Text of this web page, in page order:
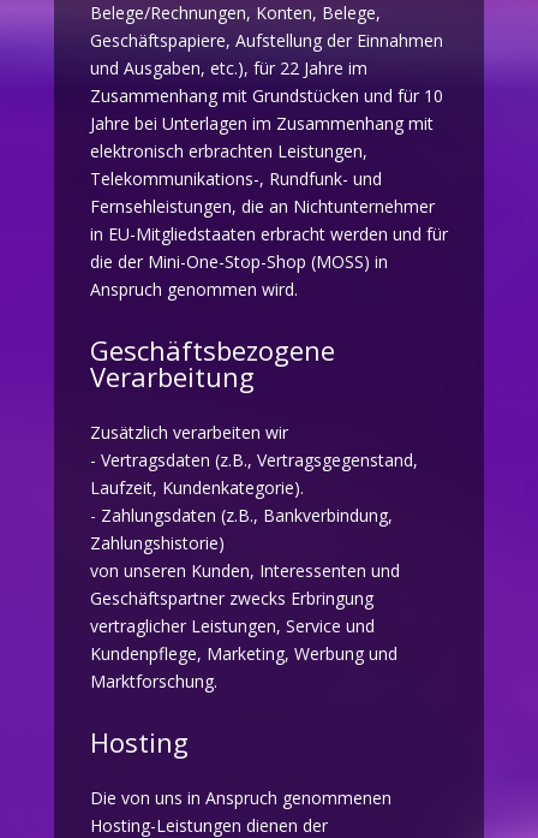
Belege/Rechnungen, Konten, Belege,
Geschäftspapiere, Aufstellung der Einnahmen
und Ausgaben, etc.), für 22 Jahre im
Zusammenhang mit Grundstücken und für 10
Jahre bei Unterlagen im Zusammenhang mit
elektronisch erbrachten Leistungen,
Telekommunikations-, Rundfunk- und
Fernsehleistungen, die an Nichtunternehmer
in EU-Mitgliedstaaten erbracht werden und für
die der Mini-One-Stop-Shop (MOSS) in
Anspruch genommen wird.
Geschäftsbezogene
Verarbeitung
Zusätzlich verarbeiten wir
- Vertragsdaten (z.B., Vertragsgegenstand,
Laufzeit, Kundenkategorie).
- Zahlungsdaten (z.B., Bankverbindung,
Zahlungshistorie)
von unseren Kunden, Interessenten und
Geschäftspartner zwecks Erbringung
vertraglicher Leistungen, Service und
Kundenpflege, Marketing, Werbung und
Marktforschung.
Hosting
Die von uns in Anspruch genommenen
Hosting-Leistungen dienen der